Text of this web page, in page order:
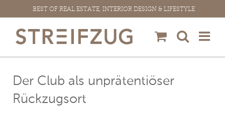
Inhalt
springen
BEST OF REAL ESTATE, INTERIOR DESIGN & LIFESTYLE
Der Club als unprätentiöser
Rückzugsort